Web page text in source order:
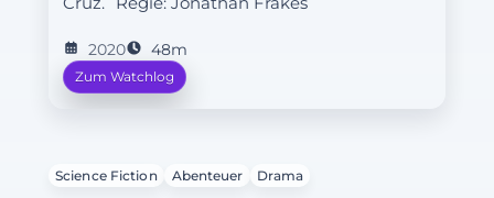
2020 48m
Zum Watchlog
Science Fiction Abenteuer Drama